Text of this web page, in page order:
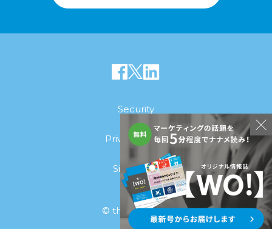
Security
Privacy policy
Site policy
© thinkjam.Inc.